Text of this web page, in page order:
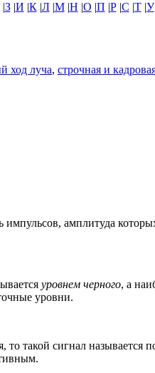
|З|И |К|Л|М|Н |О |П |Р|С |Т|У
ход луча, строчная и
амплитуда
уровнем черного, а
уровни.
то такой сигнал